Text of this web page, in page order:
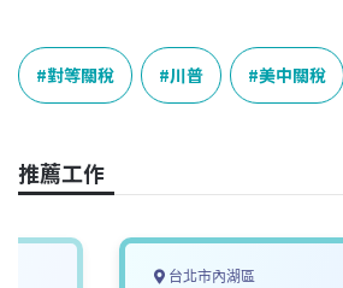
c
e
b
o
k
n
e
r
e
a
k
n
p
y
L
k
對等關稅 川普 美中關稅
推薦工作
台北市內湖區